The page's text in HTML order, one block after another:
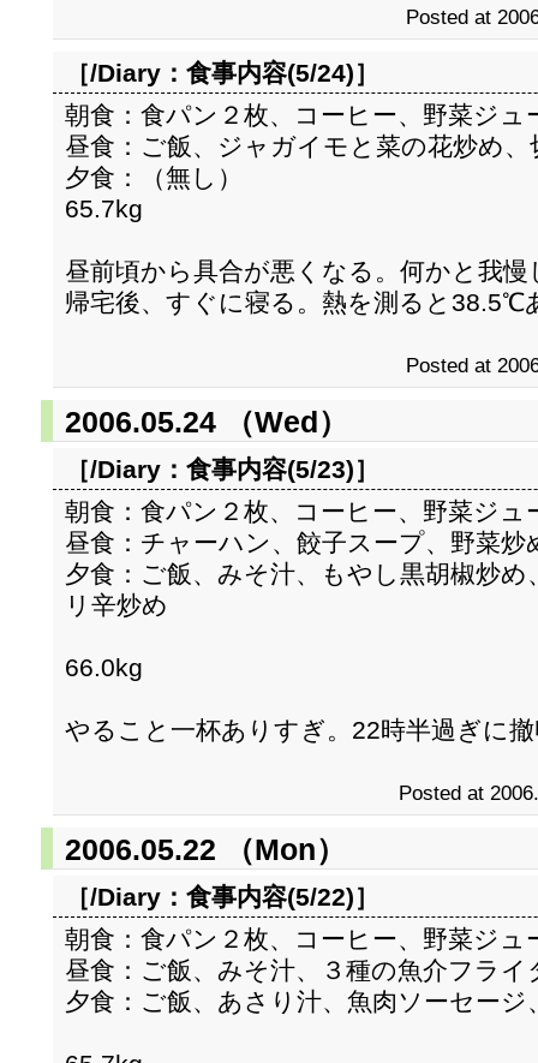
Posted at
［/Diary： 食事内容(5/24)］
朝食：食パン２枚、コーヒー、野菜ジュ
昼食：ご飯、ジャガイモと菜の花炒め、
夕食：（無し）
65.7kg
昼前頃から具合が悪くなる。何かと我
帰宅後、すぐに寝る。熱を測ると38.5℃
Posted at
2006.05.24 （Wed）
［/Diary： 食事内容(5/23)］
朝食：食パン２枚、コーヒー、野菜ジュ
昼食：チャーハン、餃子スープ、野菜炒
夕食：ご飯、みそ汁、もやし黒胡椒炒
リ辛炒め
66.0kg
やること一杯ありすぎ。22時半過ぎに
Posted at
2006.05.22 （Mon）
［/Diary： 食事内容(5/22)］
朝食：食パン２枚、コーヒー、野菜ジュ
昼食：ご飯、みそ汁、３種の魚介フラ
夕食：ご飯、あさり汁、魚肉ソーセージ